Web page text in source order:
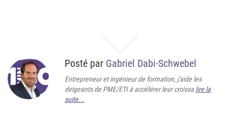
Posté par Gabriel Dabi-Schwebel
Entrepreneur et ingénieur de formation, j'aide les
dirigeants de PME/ETI à accélérer leur croissa lire la
suite...